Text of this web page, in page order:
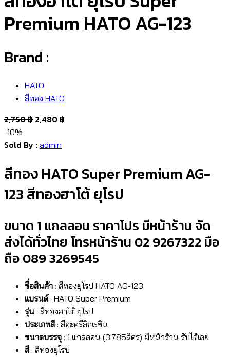
Premium HATO AG-123
Brand :
HATO
สีทอง HATO
2,750฿ 2,480 ฿
-10%
Sold By : admin
สีทอง HATO Super Premium AG-
123 สีทองฮาโต้ ยุโรป
ขนาด 1 แกลลอน ราคาโปร มีหน้าร้าน จัด
ส่งได้ทั่วไทย โทรหน้าร้าน 02 9267322 มือ
ถือ 089 3269545
ชื่อสินค้า : สีทองยุโรป HATO AG-123
แบรนด์: HATO Super Premium
รุ่น : สีทองฮาโต้ ยุโรป
ประเภทสี : สีอะครีลิกเรซิน
ขนาดบรรจุ : 1 แกลลอน (3.785ลิตร) มีหน้าร้าน รับได้เลย
สี : สีทองยุโรป